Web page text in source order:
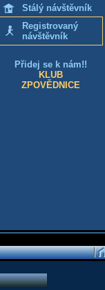
Stálý návštěvník
Registrovaný
návštěvník
Přidej se k nám!!
KLUB
ZPOVĚDNICE